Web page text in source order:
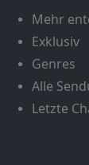
Mehr
Exklusiv
Genres
Alle
Letzte